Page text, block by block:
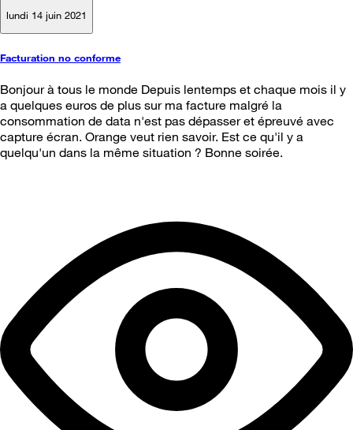
lundi 14 juin 2021
Facturation no conforme
Bonjour à tous le monde Depuis lentemps et chaque mois il y
a quelques euros de plus sur ma facture malgré la
consommation de data n'est pas dépasser et épreuvé avec
capture écran. Orange veut rien savoir. Est ce qu'il y a
quelqu'un dans la même situation ? Bonne soirée.